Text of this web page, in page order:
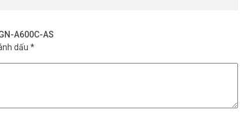
có báo giá chính xác và cập nhật, nên liên hệ trực tiếp đại lý
sỉ số lượng lớn.
lâu dài: thân nhôm đúc bền vững, pin LiFePO4 2000 chu kỳ,
được báo giá và tư vấn lắp đặt phù hợp với tuyến đường thực
A600C-AS
dấu *